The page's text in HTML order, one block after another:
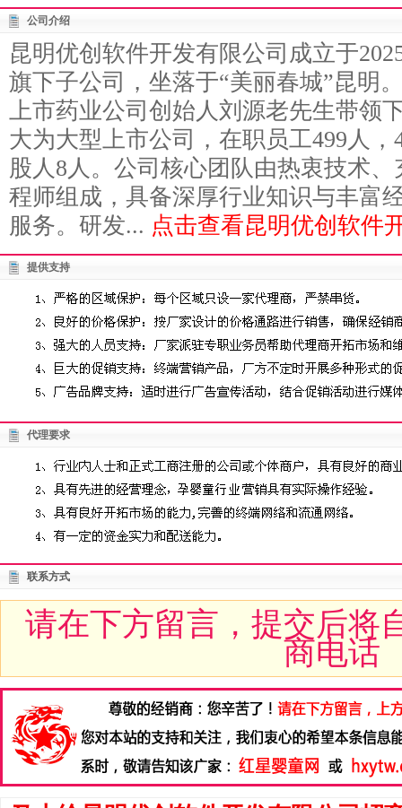
公司介绍
昆明优创软件开发有限公司成立于
旗下子公司，坐落于“美丽春城”昆明
上市药业公司创始人刘源老先生带领
大为大型上市公司，在职员工499人
股人8人。公司核心团队由热衷技术
程师组成，具备深厚行业知识与丰富
服务。研发... 点击查看昆明优创软件
提供支持
代理要求
联系方式
请在下方留言，提交后将
商电话